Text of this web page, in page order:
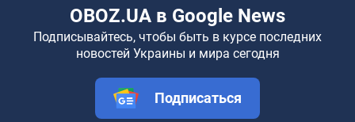
OBOZ.UA в Google News
Подписывайтесь, чтобы быть в курсе последних
новостей Украины и мира сегодня
Подписаться